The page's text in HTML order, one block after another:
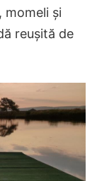
momeli și
reușită de